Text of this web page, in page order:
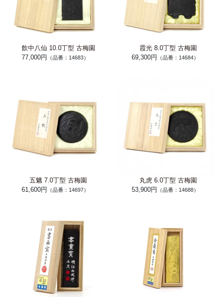
飲中八仙 10.0丁型 古梅園
77,000円
（品番：14683）
霞光 8.0丁型 古梅園
69,300円
（品番：14684）
五魑 7.0丁型 古梅園
61,600円
（品番：14697）
丸虎 6.0丁型 古梅園
53,900円
（品番：14688）